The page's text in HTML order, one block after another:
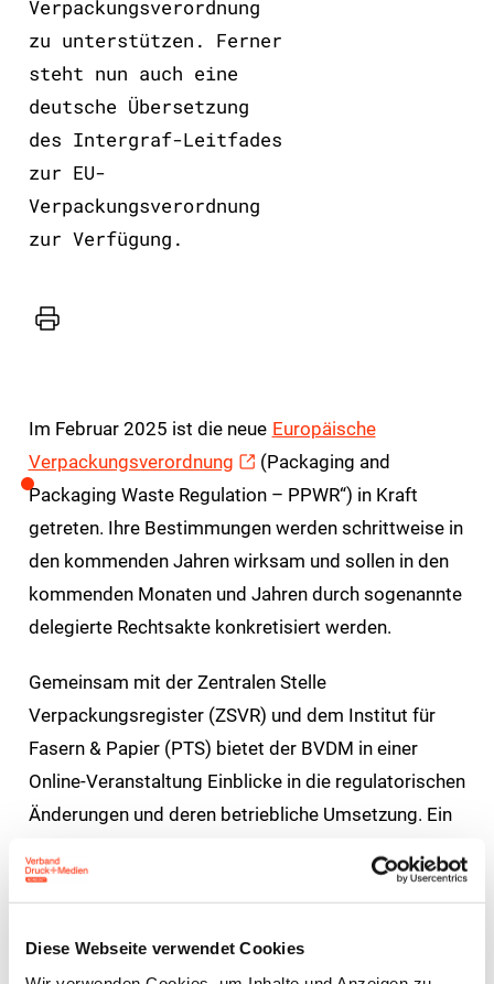
Diese Webseite verwendet Cookies
Verpackungsverordnung
zu unterstützen. Ferner
steht nun auch eine
deutsche Übersetzung
des Intergraf-Leitfades
zur EU-
Verpackungsverordnung
zur Verfügung.
Drucker
Im Februar 2025 ist die neue Europäische
Verpackungsverordnung
(Packaging and
Packaging Waste Regulation – PPWR“) in Kraft
getreten. Ihre Bestimmungen werden schrittweise in
den kommenden Jahren wirksam und sollen in den
kommenden Monaten und Jahren durch sogenannte
delegierte Rechtsakte konkretisiert werden.
Gemeinsam mit der Zentralen Stelle
Verpackungsregister (ZSVR) und dem Institut für
Fasern & Papier (PTS) bietet der BVDM in einer
Online-Veranstaltung Einblicke in die regulatorischen
Änderungen und deren betriebliche Umsetzung. Ein
Anforderungen, die bereits bei der Entwicklung
müssen.